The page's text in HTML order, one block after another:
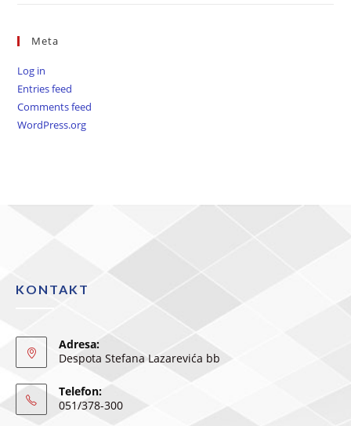
Meta
Log in
Entries feed
Comments feed
WordPress.org
KONTAKT
Adresa:
Despota Stefana Lazarevića bb
Telefon:
051/378-300